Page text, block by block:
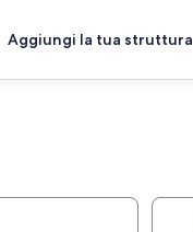
Aggiungi la tua struttura